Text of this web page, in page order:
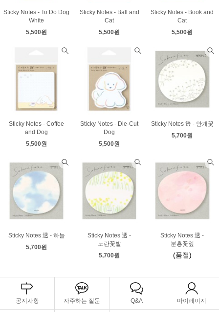
Sticky Notes - To Do Dog
White
5,500원
Sticky Notes - Ball and
Cat
5,500원
Sticky Notes - Book and
Cat
5,500원
Sticky Notes - Coffee
and Dog
5,500원
Sticky Notes - Die-Cut
Dog
5,500원
Sticky Notes 透 - 안개꽃
5,700원
Sticky Notes 透 - 하늘
5,700원
Sticky Notes 透 -
노란꽃밭
5,700원
Sticky Notes 透 -
분홍꽃잎
(품절)
공지사항 자주하는 질문 Q&A 마이페이지